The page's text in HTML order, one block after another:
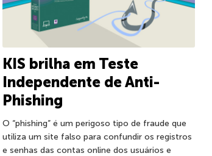
KIS brilha em Teste
Independente de Anti-
Phishing
O “phishing” é um perigoso tipo de fraude que
utiliza um site falso para confundir os registros
e senhas das contas online dos usuários e